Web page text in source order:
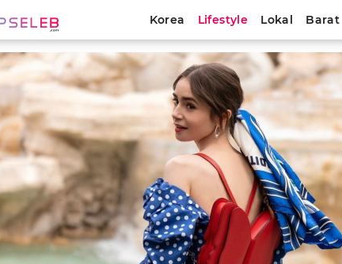
Korea Lifestyle Lokal Barat